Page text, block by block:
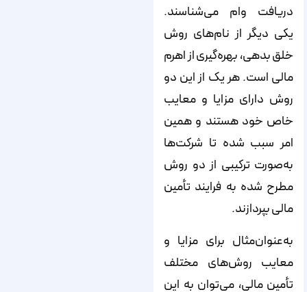
دریافت وام می‌‌‌‌‌‌‌‌‌‌‌‌‌‌‌‌‌‌‌‌‌‌‌‌‌‌‌‌‌‌‌‌‌‌‌‌‌‌‌‌‌‌‌‌‌‌‌‌‌‌‌‌‌‌‌‌‌‌‌‌‌‌‌‌‌‌‌‌‌‌‌‌‌‌‌‌‌شناسند.
یکی دیگر از نام‌‌‌‌‌‌‌‌‌‌‌‌‌‌‌‌‌‌‌‌‌‌‌‌‌‌‌‌‌‌‌‌‌‌‌‌‌‌‌‌‌‌‌‌‌‌‌‌‌‌‌‌‌‌‌‌‌‌‌‌‌‌‌‌‌‌‌‌‌‌‌‌‌‌‌‌‌های روش
خلق بدهی، بهره‌‌‌‌‌‌‌‌‌‌‌‌‌‌‌‌‌‌‌‌‌‌‌‌‌‌‌‌‌‌‌‌‌‌‌‌‌‌‌‌‌‌‌‌‌‌‌‌‌‌‌‌‌‌‌‌‌‌‌‌‌‌‌‌‌‌‌‌‌‌‌‌‌‌‌‌‌گیری از اهرم
مالی است. هر یک از این دو
روش دارای مزایا و معایب
خاص خود هستند و همین
امر سبب شده تا شرکت‌‌‌‌‌‌‌‌‌‌‌‌‌‌‌‌‌‌‌‌‌‌‌‌‌‌‌‌‌‌‌‌‌‌‌‌‌‌‌‌‌‌‌‌‌‌‌‌‌‌‌‌‌‌‌‌‌‌‌‌‌‌‌‌‌‌‌‌‌‌‌‌‌‌‌‌‌ها
به‌صورت ترکیبی از دو روش
مطرح شده به فرایند تأمین
مالی بپردازند.
به‌عنوان‌مثال برای مزایا و
معایب روش‌‌‌‌‌‌‌‌‌‌‌‌‌‌‌‌‌‌‌‌‌‌‌‌‌‌‌‌‌‌‌‌‌‌‌‌‌‌‌‌‌‌‌‌‌‌‌‌‌‌‌‌‌‌‌‌‌‌‌‌‌‌‌‌‌‌‌‌‌‌‌‌‌‌‌‌‌های مختلف
تأمین مالی، می‌‌‌‌‌‌‌‌‌‌‌‌‌‌‌‌‌‌‌‌‌‌‌‌‌‌‌‌‌‌‌‌‌‌‌‌‌‌‌‌‌‌‌‌‌‌‌‌‌‌‌‌‌‌‌‌‌‌‌‌‌‌‌‌‌‌‌‌‌‌‌‌‌‌‌‌‌توان به این